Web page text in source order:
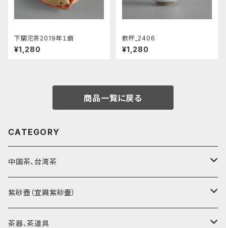
下關沱茶2019年１個
¥1,280
飲杯_2406
¥1,280
商品一覧に戻る
CATEGORY
中国茶、台湾茶
烏龍茶（ウーロン茶）
黒茶（緊圧茶、普洱茶）
紫砂壺（宜興紫砂壷）
大師、名人、高工の作品
茶器、茶道具